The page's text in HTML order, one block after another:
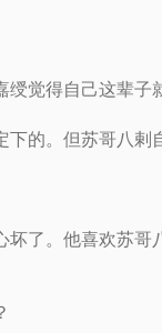
觉得自己这辈子
的。但苏哥八剌
了。他喜欢苏